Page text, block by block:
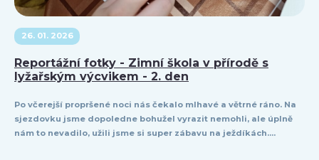
26. 01. 2026
Reportážní fotky - Zimní škola v přírodě s
lyžařským výcvikem - 2. den
Po včerejší propršené noci nás čekalo mlhavé a větrné ráno. Na
sjezdovku jsme dopoledne bohužel vyrazit nemohli, ale úplně
nám to nevadilo, užili jsme si super zábavu na ježdíkách....